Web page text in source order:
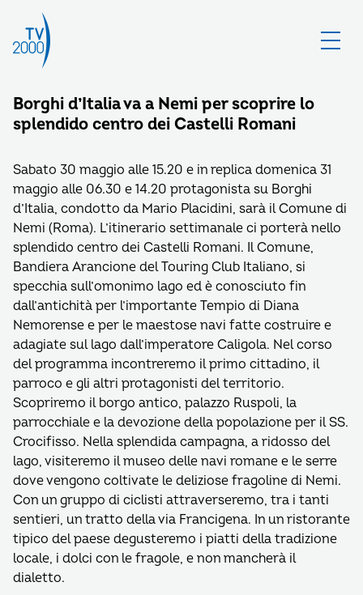
Borghi d’Italia va a Nemi per scoprire lo
splendido centro dei Castelli Romani
Sabato 30 maggio alle 15.20 e in replica domenica 31
maggio alle 06.30 e 14.20 protagonista su Borghi
d’Italia, condotto da Mario Placidini, sarà il Comune di
Nemi (Roma). L’itinerario settimanale ci porterà nello
splendido centro dei Castelli Romani. Il Comune,
Bandiera Arancione del Touring Club Italiano, si
specchia sull’omonimo lago ed è conosciuto fin
dall’antichità per l’importante Tempio di Diana
Nemorense e per le maestose navi fatte costruire e
adagiate sul lago dall’imperatore Caligola. Nel corso
del programma incontreremo il primo cittadino, il
parroco e gli altri protagonisti del territorio.
Scopriremo il borgo antico, palazzo Ruspoli, la
parrocchiale e la devozione della popolazione per il SS.
Crocifisso. Nella splendida campagna, a ridosso del
lago, visiteremo il museo delle navi romane e le serre
dove vengono coltivate le deliziose fragoline di Nemi.
Con un gruppo di ciclisti attraverseremo, tra i tanti
sentieri, un tratto della via Francigena. In un ristorante
tipico del paese degusteremo i piatti della tradizione
locale, i dolci con le fragole, e non mancherà il
dialetto.